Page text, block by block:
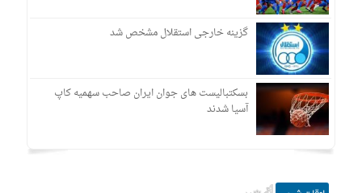
گزینه خارجی استقلال مشخص شد
بسکتبالیست های جوان ایران صاحب سهمیه کاپ
آسیا شدند